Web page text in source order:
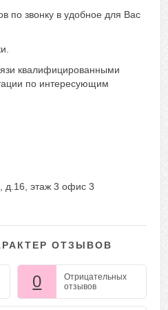
по звонку в удобное для Вас
квалифицированными
по интересующим
д.16, этаж 3 офис 3
ОТЗЫВОВ
0
Отрицательных
отзывов